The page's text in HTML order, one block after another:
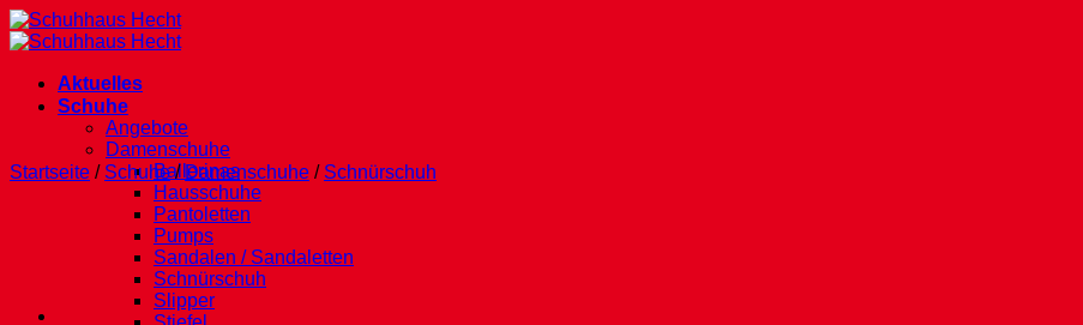
Zum
Inhalt
Aktuelles
Schuhe
Angebote
Damenschuhe
Ballerinas
Hausschuhe
Pantoletten
Pumps
Sandalen / Sandaletten
Schnürschuh
Slipper
Startseite / Schuhe / Damenschuhe / Schnürschuh